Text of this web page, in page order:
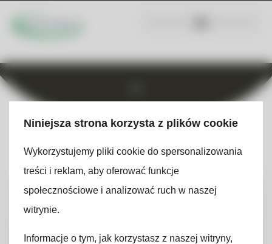
Niniejsza strona korzysta z plików cookie
Wykorzystujemy pliki cookie do spersonalizowania
treści i reklam, aby oferować funkcje
społecznościowe i analizować ruch w naszej
witrynie.
Informacje o tym, jak korzystasz z naszej witryny,